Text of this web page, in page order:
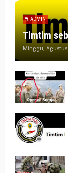
ADMIN
Timtim
Minggu, Agustus